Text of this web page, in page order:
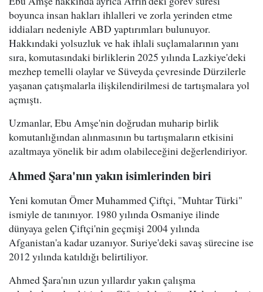
boyunca insan hakları ihlalleri ve zorla yerinden etme
iddiaları nedeniyle ABD yaptırımları bulunuyor.
Hakkındaki yolsuzluk ve hak ihlali suçlamalarının yanı
sıra, komutasındaki birliklerin 2025 yılında Lazkiye'deki
mezhep temelli olaylar ve Süveyda çevresinde Dürzilerle
yaşanan çatışmalarla ilişkilendirilmesi de tartışmalara yol
açmıştı.
Uzmanlar, Ebu Amşe'nin doğrudan muharip birlik
komutanlığından alınmasının bu tartışmaların etkisini
azaltmaya yönelik bir adım olabileceğini değerlendiriyor.
Ahmed Şara'nın yakın isimlerinden biri
Yeni komutan Ömer Muhammed Çiftçi, "Muhtar Türki"
ismiyle de tanınıyor. 1980 yılında Osmaniye ilinde
dünyaya gelen Çiftçi'nin geçmişi 2004 yılında
Afganistan'a kadar uzanıyor. Suriye'deki savaş sürecine ise
2012 yılında katıldığı belirtiliyor.
Ahmed Şara'nın uzun yıllardır yakın çalışma